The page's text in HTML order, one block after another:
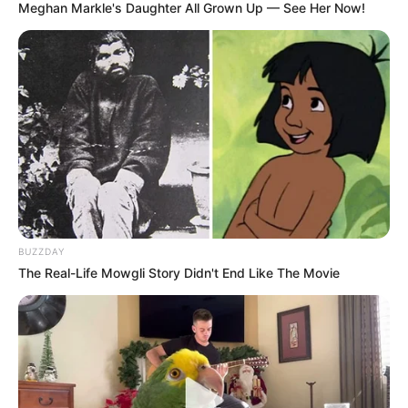
Soundtrack
Kung Fu Fighting– OST Kung Fu Panda (2008)
Penghargaan
Mnet Asian Music Awards 2020 – Visionary
MTV Asia Music Gala 2016 – Best Overseas Artist
China Music Awards 2015 – Most Influential Korean Artist
China Urban Fashion Festival 2015 – Asian Honor Award
QQ Music Awards 2014 – Most Influential Overseas Artist
Bazaar Men Style People of the Year Awards 2013 – Top Asian
Entertainer
Seoul Art & Culture Award 2011 – World Star Award
Mnet Asian Music Awards 2010 – Best Solo Dance
Performance –Love Song
Meghan Markle's Daughter All Grown Up — See Her Now!
BUZZDAY
The Real-Life Mowgli Story Didn't End Like The Movie